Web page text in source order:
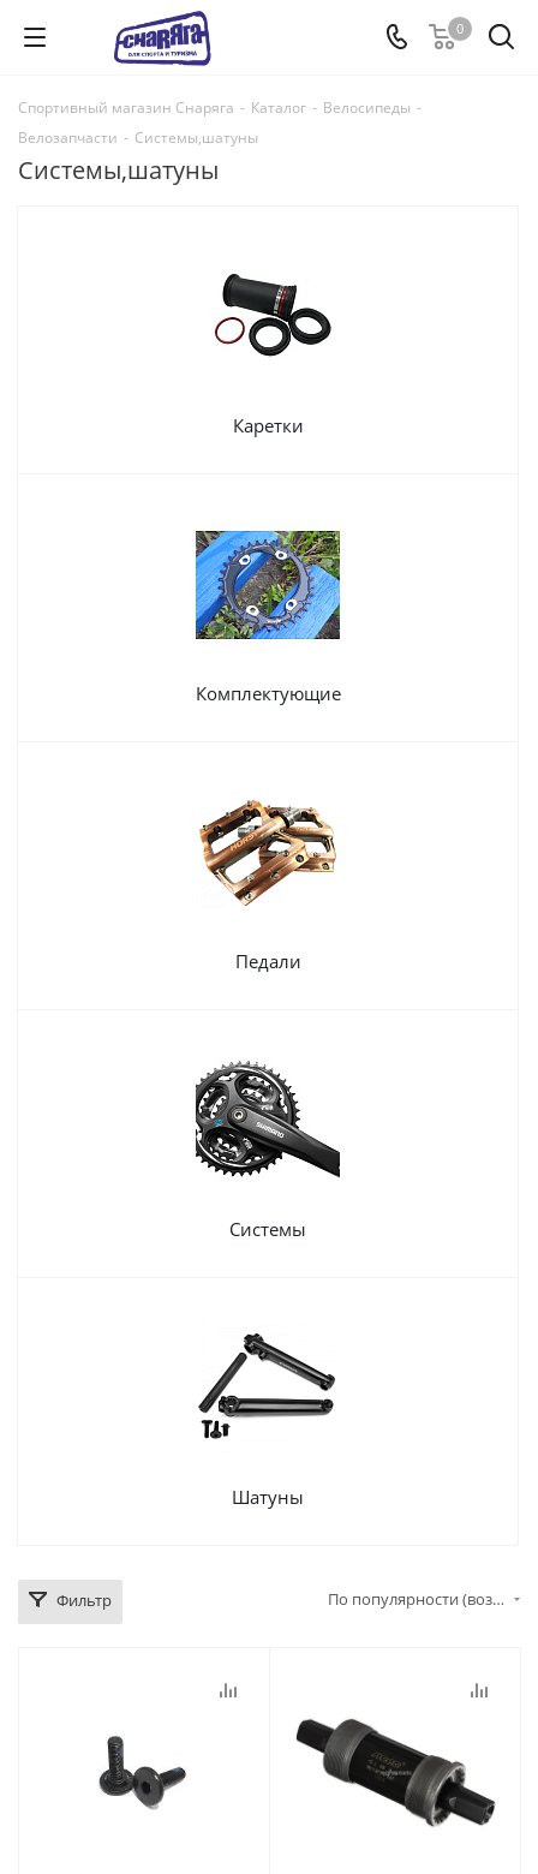
0
Спортивный магазин Снаряга - Каталог - Велосипеды -
Велозапчасти - Системы,шатуны
Системы,шатуны
Каретки
Комплектующие
Педали
Системы
Шатуны
Фильтр По популярности (возрастание)